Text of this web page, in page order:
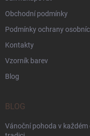
Obchodní podmínky
Podmínky ochrany
Kontakty
Vzorník barev
Blog
BLOG
Vánoční pohoda v každém